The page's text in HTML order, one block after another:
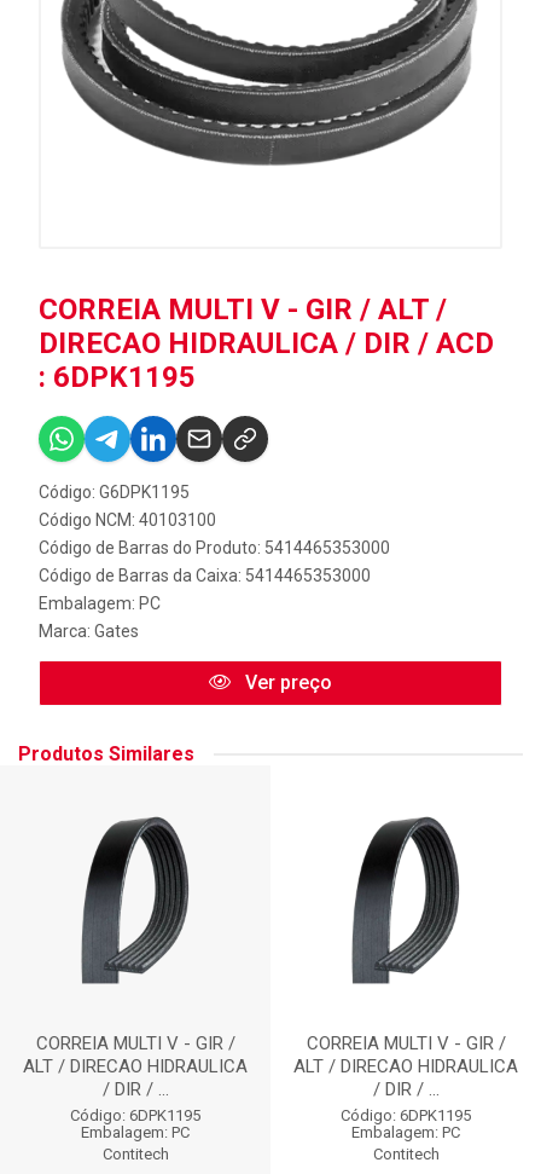
CORREIA MULTI V - GIR / ALT /
DIRECAO HIDRAULICA / DIR / ACD
: 6DPK1195
Código: G6DPK1195
Código NCM: 40103100
Código de Barras do Produto: 5414465353000
Código de Barras da Caixa: 5414465353000
Embalagem: PC
Marca: Gates
Ver preço
Produtos Similares
CORREIA MULTI V - GIR /
ALT / DIRECAO HIDRAULICA
/ DIR / ...
Código: 6DPK1195
Embalagem: PC
Contitech
CORREIA MULTI V - GIR /
ALT / DIRECAO HIDRAULICA
/ DIR / ...
Código: 6DPK1195
Embalagem: PC
Contitech